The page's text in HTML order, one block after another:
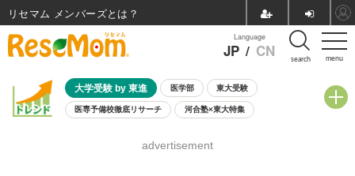
menu
Language
JP / CN search
大学受験 by 東進 医学部 東大受験
医専予備校徹底リサーチ 河合塾×東大特集
8月開催学校説明会・相談会
advertisement
リセマム メンバーズ